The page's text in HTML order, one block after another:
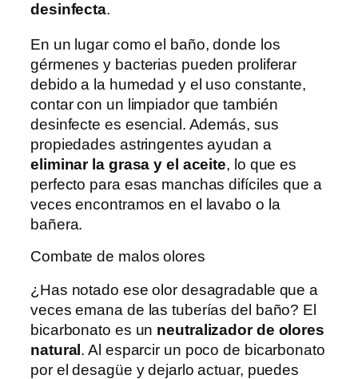
desinfecta.
En un lugar como el baño, donde los
gérmenes y bacterias pueden proliferar
debido a la humedad y el uso constante,
contar con un limpiador que también
desinfecte es esencial. Además, sus
propiedades astringentes ayudan a
eliminar la grasa y el aceite, lo que es
perfecto para esas manchas difíciles que a
veces encontramos en el lavabo o la
bañera.
Combate de malos olores
¿Has notado ese olor desagradable que a
veces emana de las tuberías del baño? El
bicarbonato es un neutralizador de olores
natural. Al esparcir un poco de bicarbonato
por el desagüe y dejarlo actuar, puedes